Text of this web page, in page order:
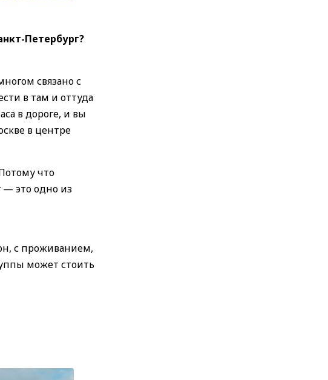
Петербург?
связано с
в там и оттуда
в дороге, и вы
в центре
что
— это одно из
с проживанием,
может стоить